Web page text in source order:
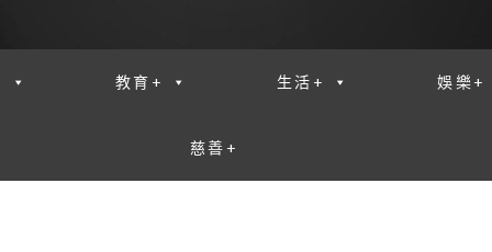
教育+ 生活+ 娛樂+
慈善+